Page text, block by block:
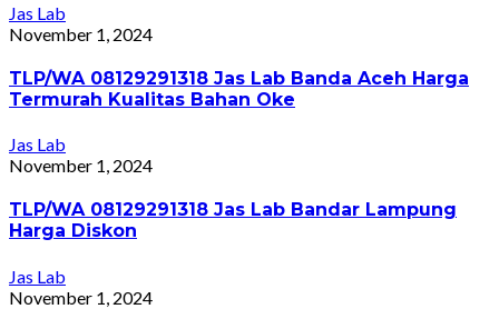
Jas Lab
November 1, 2024
TLP/WA 08129291318 Jas Lab Banda Aceh Harga
Termurah Kualitas Bahan Oke
Jas Lab
November 1, 2024
TLP/WA 08129291318 Jas Lab Bandar Lampung
Harga Diskon
Jas Lab
November 1, 2024